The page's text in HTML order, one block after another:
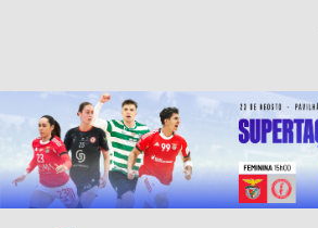
Resultados Andebol
Federação de Andebol de Portugal
Grátis - Disponivel na Play Store